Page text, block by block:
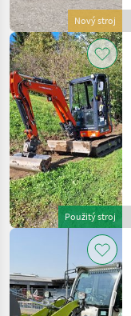
Nový stroj
Použitý stroj